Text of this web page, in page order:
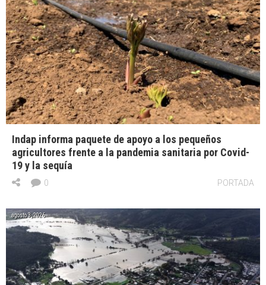
Indap informa paquete de apoyo a los pequeños
agricultores frente a la pandemia sanitaria por Covid-
19 y la sequía
PORTADA
0
agosto 3, 2026